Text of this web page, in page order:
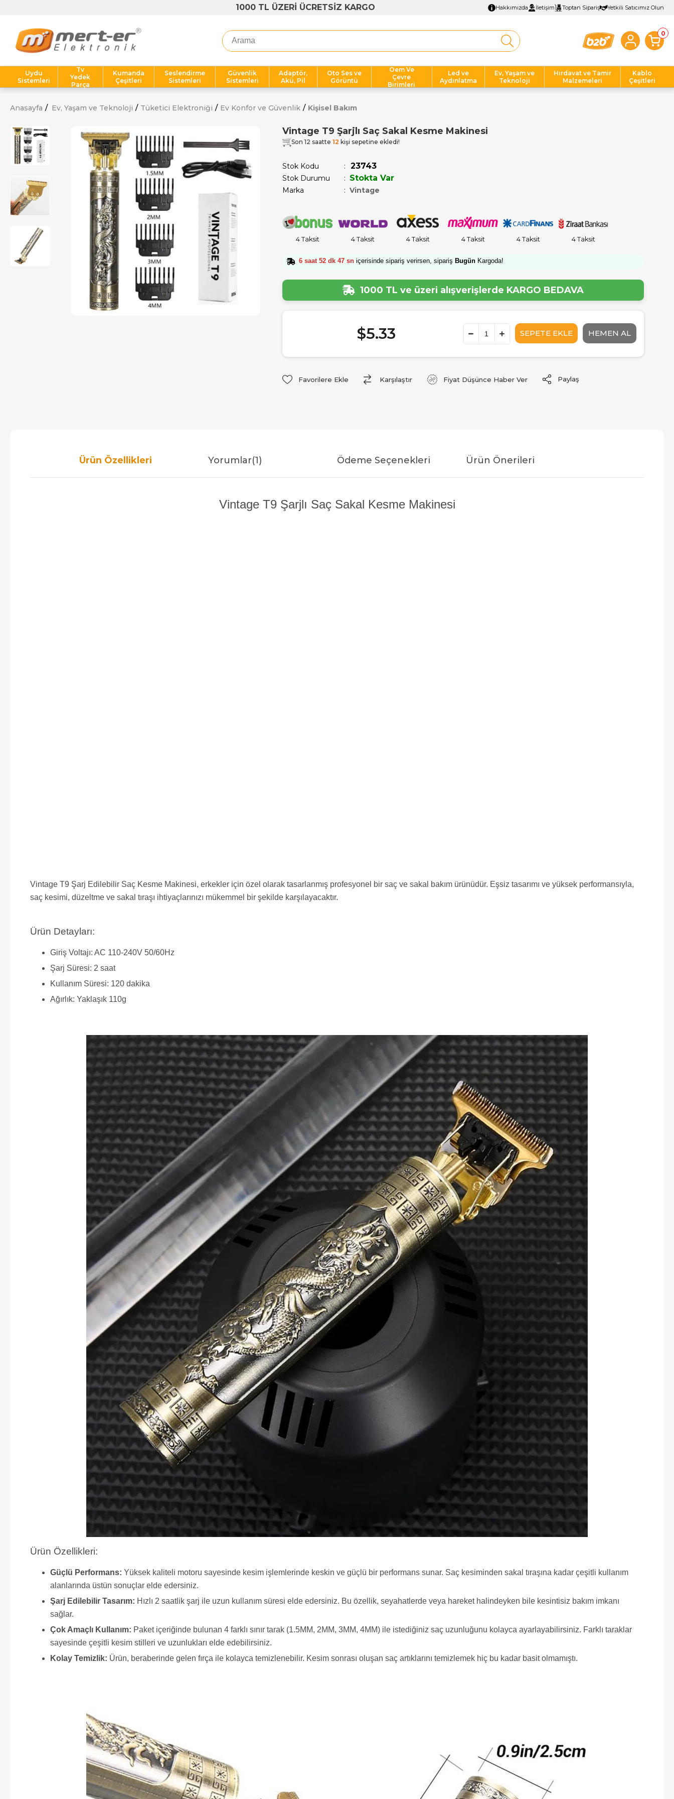
1000 TL ÜZERİ ÜCRETSİZ KARGO Hakkımızda İletişim Toptan Sipariş Yetkili Satıcımız Olun
0
Uydu
Sistemleri
Tv
Yedek
Parça
Kumanda
Çeşitleri
Seslendirme
Sistemleri
Güvenlik
Sistemleri
Adaptör,
Akü, Pil
Oto Ses ve
Görüntü
Oem Ve
Çevre
Birimleri
Led ve
Aydınlatma
Ev, Yaşam ve
Teknoloji
Hırdavat ve Tamir
Malzemeleri
Kablo
Çeşitleri
Anasayfa Ev, Yaşam ve Teknoloji Tüketici Elektroniği Ev Konfor ve Güvenlik Kişisel Bakım
Vintage T9 Şarjlı Saç Sakal Kesme Makinesi
Son 12 saatte 12 kişi sepetine ekledi!
Stok Kodu 23743
Stok Durumu : Stokta Var
Marka : Vintage
4 Taksit 4 Taksit 4 Taksit 4 Taksit 4 Taksit 4 Taksit
6 saat 52 dk 46 sn içerisinde sipariş verirsen, sipariş Bugün Kargoda!
1000 TL ve üzeri alışverişlerde KARGO BEDAVA
$5.33
Favorilere Ekle Karşılaştır Fiyat Düşünce Haber Ver Paylaş
Ürün Özellikleri Yorumlar(1) Ödeme Seçenekleri Ürün Önerileri
Vintage T9 Şarjlı Saç Sakal Kesme Makinesi
Vintage T9 Şarj Edilebilir Saç Kesme Makinesi, erkekler için özel olarak tasarlanmış profesyonel bir saç ve sakal bakım ürünüdür. Eşsiz tasarımı ve yüksek performansıyla,
saç kesimi, düzeltme ve sakal tıraşı ihtiyaçlarınızı mükemmel bir şekilde karşılayacaktır.
Ürün Detayları:
Giriş Voltajı: AC 110-240V 50/60Hz
Şarj Süresi: 2 saat
Kullanım Süresi: 120 dakika
Ağırlık: Yaklaşık 110g
Ürün Özellikleri:
Güçlü Performans: Yüksek kaliteli motoru sayesinde kesim işlemlerinde keskin ve güçlü bir performans sunar. Saç kesiminden sakal tıraşına kadar çeşitli kullanım
alanlarında üstün sonuçlar elde edersiniz.
Şarj Edilebilir Tasarım: Hızlı 2 saatlik şarj ile uzun kullanım süresi elde edersiniz. Bu özellik, seyahatlerde veya hareket halindeyken bile kesintisiz bakım imkanı
sağlar.
Çok Amaçlı Kullanım: Paket içeriğinde bulunan 4 farklı sınır tarak (1.5MM, 2MM, 3MM, 4MM) ile istediğiniz saç uzunluğunu kolayca ayarlayabilirsiniz. Farklı taraklar
sayesinde çeşitli kesim stilleri ve uzunlukları elde edebilirsiniz.
Kolay Temizlik: Ürün, beraberinde gelen fırça ile kolayca temizlenebilir. Kesim sonrası oluşan saç artıklarını temizlemek hiç bu kadar basit olmamıştı.